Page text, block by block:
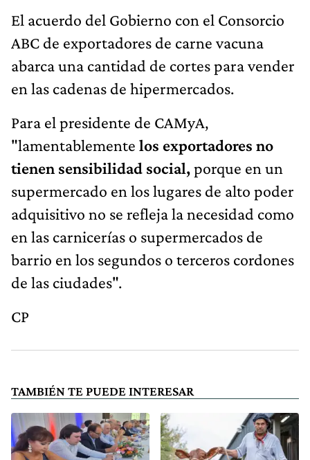
El acuerdo del Gobierno con el Consorcio
ABC de exportadores de carne vacuna
abarca una cantidad de cortes para vender
en las cadenas de hipermercados.
Para el presidente de CAMyA,
"lamentablemente los exportadores no
tienen sensibilidad social,porque en un
supermercado en los lugares de alto poder
adquisitivo no se refleja la necesidad como
en las carnicerías o supermercados de
barrio en los segundos o terceros cordones
de las ciudades".
CP
TAMBIÉN TE PUEDE INTERESAR